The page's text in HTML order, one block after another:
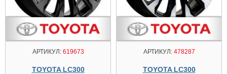
АРТИКУЛ:619673
TOYOTA LC300
АРТИКУЛ:478287
TOYOTA LC300